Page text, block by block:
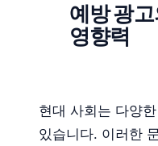
예방 광
영향력
현대 사회는 다양한
있습니다. 이러한